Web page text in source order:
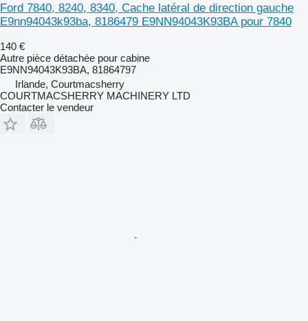
Ford 7840, 8240, 8340, Cache latéral de direction gauche
E9nn94043k93ba, 8186479 E9NN94043K93BA pour 7840
140 €
Autre pièce détachée pour cabine
E9NN94043K93BA, 81864797
Irlande, Courtmacsherry
COURTMACSHERRY MACHINERY LTD
Contacter le vendeur